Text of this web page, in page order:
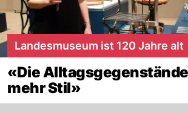
Landesmuseum ist 120 Jahre alt
«Die
mehr Stil»